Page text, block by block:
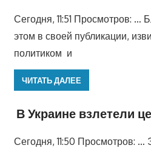
Сегодня, 11:51 Просмотров: …
этом в своей публикации,
политиком и
ЧИТАТЬ ДАЛЕЕ
В Украине взлетели
Сегодня, 11:50 Просмотров: …